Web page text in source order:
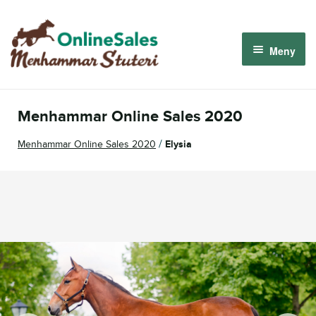
Hoppa
till
navigering
Hoppa
till
innehåll
Meny
Logga in
Menhammar Online Sales 2020
Menhammar Online Sales 2020 / Elysia